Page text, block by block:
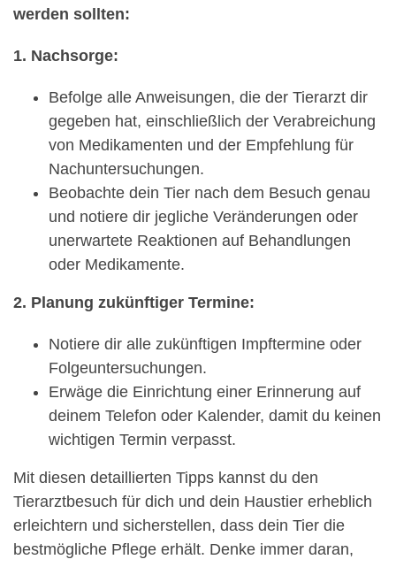
werden sollten:
1. Nachsorge:
Befolge alle Anweisungen, die der Tierarzt dir
gegeben hat, einschließlich der Verabreichung
von Medikamenten und der Empfehlung für
Nachuntersuchungen.
Beobachte dein Tier nach dem Besuch genau
und notiere dir jegliche Veränderungen oder
unerwartete Reaktionen auf Behandlungen
oder Medikamente.
2. Planung zukünftiger Termine:
Notiere dir alle zukünftigen Impftermine oder
Folgeuntersuchungen.
Erwäge die Einrichtung einer Erinnerung auf
deinem Telefon oder Kalender, damit du keinen
wichtigen Termin verpasst.
Mit diesen detaillierten Tipps kannst du den
Tierarztbesuch für dich und dein Haustier erheblich
erleichtern und sicherstellen, dass dein Tier die
bestmögliche Pflege erhält. Denke immer daran,